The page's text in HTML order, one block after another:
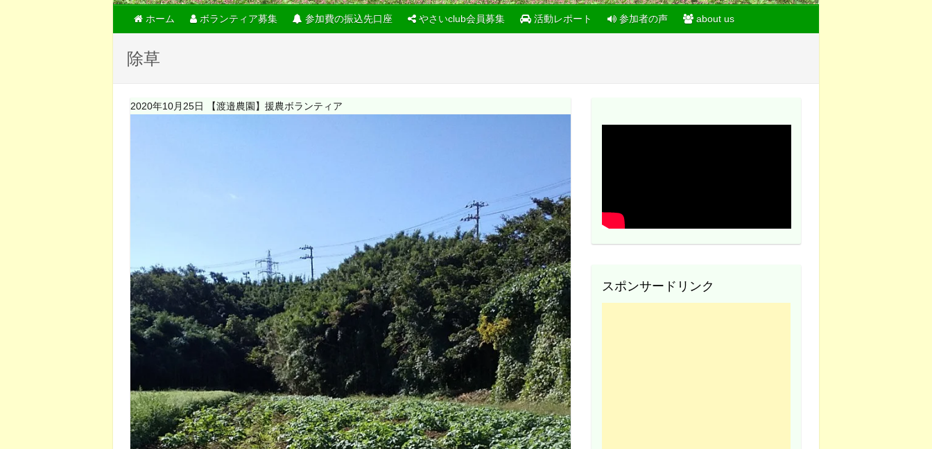
ホーム ボランティア募集 参加費の振込先口座 やさいclub会員募集 活動レポート 参加者の声 about us
除草
2020年10月25日 【渡邉農園】援農ボランティア
スポンサードリンク